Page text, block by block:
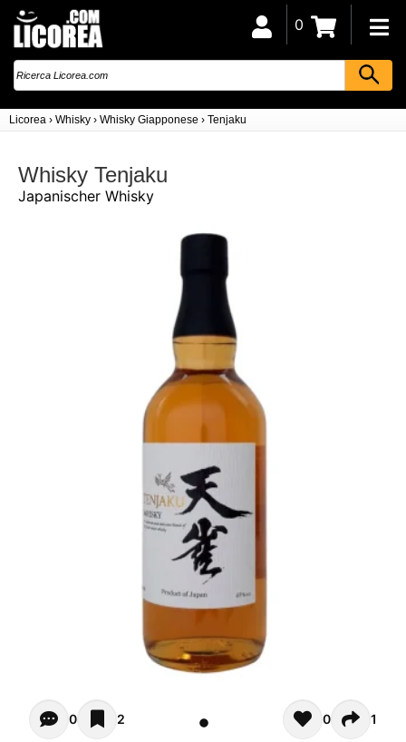
Licorea › Whisky › Whisky Giapponese › Tenjaku
0
Whisky Tenjaku
Japanischer Whisky
Opiniones - In questo momento non ci sono commenti.
0 2 0 1